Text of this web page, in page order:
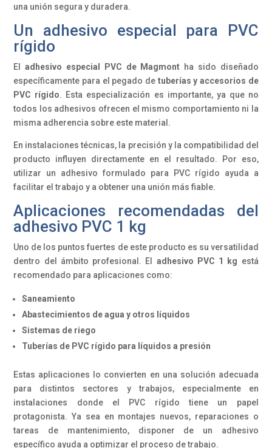
una unión segura y duradera.
Un adhesivo especial para PVC
rígido
Eladhesivo especial PVC de Magmont ha sido diseñado
específicamente para el pegado de tuberías y accesorios de
PVC rígido. Esta especialización es importante, ya que no
todos los adhesivos ofrecen el mismo comportamiento ni la
misma adherencia sobre este material.
En instalaciones técnicas, la precisión y la compatibilidad del
producto influyen directamente en el resultado. Por eso,
utilizar un adhesivo formulado para PVC rígido ayuda a
facilitar el trabajo y a obtener una unión más fiable.
Aplicaciones recomendadas del
adhesivo PVC 1 kg
Uno de los puntos fuertes de este producto es su versatilidad
dentro del ámbito profesional. El adhesivo PVC 1 kg está
recomendado para aplicaciones como:
Saneamiento
Abastecimientos de agua y otros líquidos
Sistemas de riego
Tuberías de PVC rígido para líquidos a presión
Estas aplicaciones lo convierten en una solución adecuada
para distintos sectores y trabajos, especialmente en
instalaciones donde el PVC rígido tiene un papel
protagonista. Ya sea en montajes nuevos, reparaciones o
tareas de mantenimiento, disponer de un adhesivo
específico ayuda a optimizar el proceso de trabajo.